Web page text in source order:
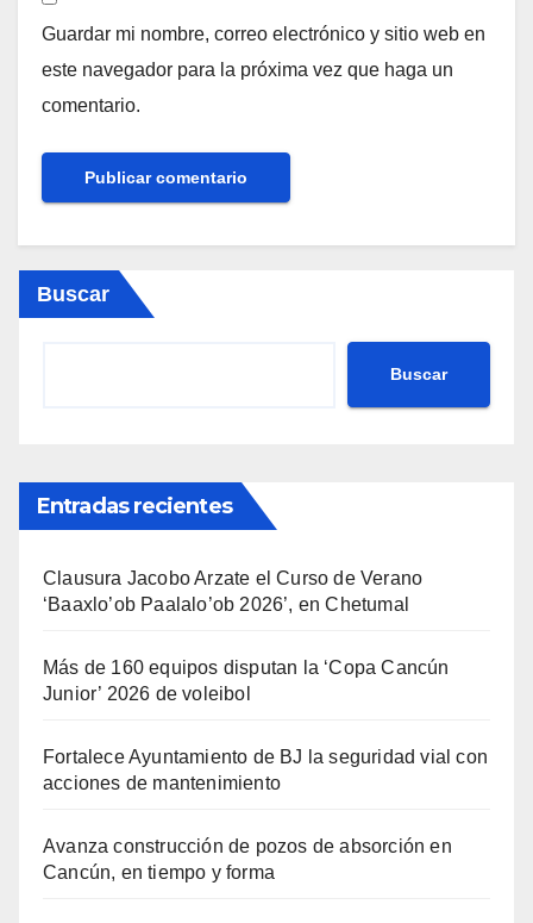
Guardar mi nombre, correo electrónico y sitio web en
este navegador para la próxima vez que haga un
comentario.
Buscar
Buscar
Entradas recientes
Clausura Jacobo Arzate el Curso de Verano
‘Baaxlo’ob Paalalo’ob 2026’, en Chetumal
Más de 160 equipos disputan la ‘Copa Cancún
Junior’ 2026 de voleibol
Fortalece Ayuntamiento de BJ la seguridad vial con
acciones de mantenimiento
Avanza construcción de pozos de absorción en
Cancún, en tiempo y forma